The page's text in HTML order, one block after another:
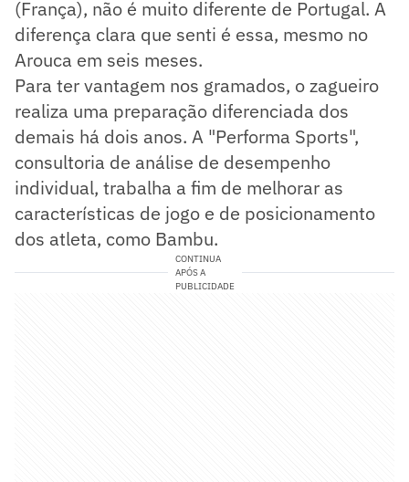
(França), não é muito diferente de Portugal. A
diferença clara que senti é essa, mesmo no
Arouca em seis meses.
Para ter vantagem nos gramados, o zagueiro
realiza uma preparação diferenciada dos
demais há dois anos. A "Performa Sports",
consultoria de análise de desempenho
individual, trabalha a fim de melhorar as
características de jogo e de posicionamento
dos atleta, como Bambu.
CONTINUA
APÓS A
PUBLICIDADE